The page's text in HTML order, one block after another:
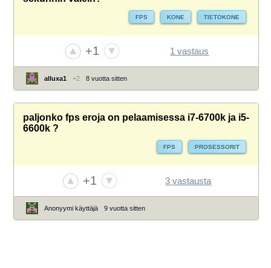
FPS KONE TIETOKONE
+1 1 vastaus
alluxa1 +2 8 vuotta sitten
paljonko fps eroja on pelaamisessa i7-6700k ja i5-
6600k ?
FPS PROSESSORIT
+1 3 vastausta
Anonyymi käyttäjä 9 vuotta sitten